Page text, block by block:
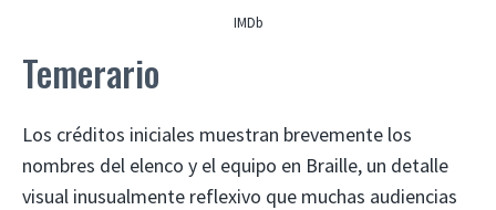
IMDb
Temerario
Los créditos iniciales muestran brevemente los
nombres del elenco y el equipo en Braille, un detalle
visual inusualmente reflexivo que muchas audiencias